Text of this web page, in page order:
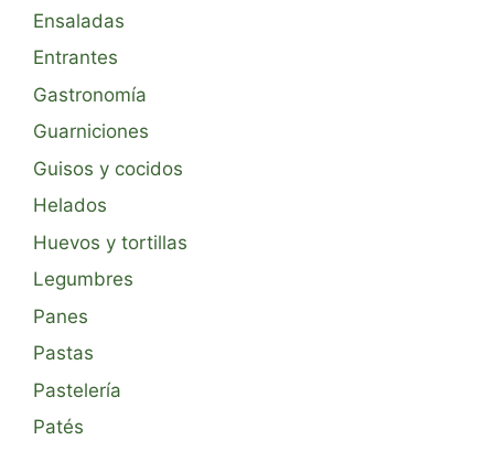
Ensaladas
Entrantes
Gastronomía
Guarniciones
Guisos y cocidos
Helados
Huevos y tortillas
Legumbres
Panes
Pastas
Pastelería
Patés